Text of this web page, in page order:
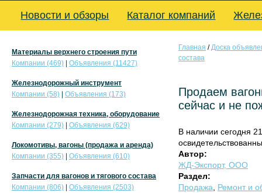
Новости и обзоры Каталог компаний
Главная /Доска
состава
Продаем
сейчас и не
В наличии сегодня
Автор:
ЖД-Экспорт, ООО
Раздел:
Продажа
Ремонт и
Материалы верхнего строения пути
Компании (469)
Объявления (11427)
Железнодорожный инструмент
Компании (58)
Объявления (173)
Железнодорожная техника, оборудование
Компании (279)
Объявления (629)
Локомотивы, вагоны (продажа и аренда)
Компании (355)
Объявления (610)
Запчасти для вагонов и тягового состава
Компании (806)
Объявления (2503)